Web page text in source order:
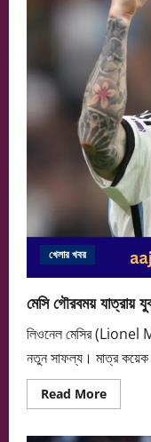
খেলার খবর
মেসি গৌরবময়
লিওনেল মেসির (Lionel
নতুন সাফল্য। মাত্র
Read MoreRead
more